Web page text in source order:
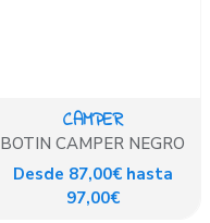
CAMPER
BOTIN CAMPER NEGRO
Desde 87,00€ hasta
97,00€